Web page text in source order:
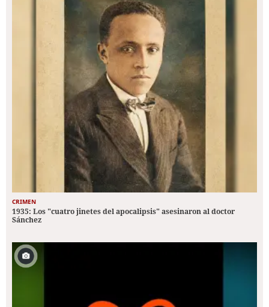
CRIMEN
1935: Los "cuatro jinetes del apocalipsis" asesinaron al doctor
Sánchez